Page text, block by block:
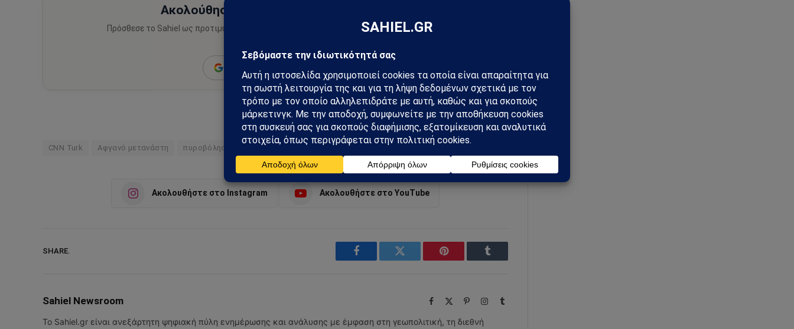
Ακολούθησε το Sahiel στο Google News
Πρόσθεσε το Sahiel ως προτιμώμενη πηγή για να λαμβάνεις πρώτος τις σημαντικότερες
Add as a preferred source
CNN Turk Αφγανό μετανάστη πυροβόλησαν
Ακολουθήστε στο Instagram Ακολουθήστε στο YouTube
SHARE.
Facebook Twitter Pinterest Tumblr
Sahiel Newsroom Facebook PinterestInstagram
Tumblr
Το Sahiel.gr είναι ανεξάρτητη ψηφιακή πύλη ενημέρωσης και ανάλυσης με έμφαση στη γεωπολιτική, τη διεθνή